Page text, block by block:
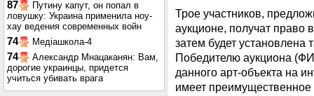
87
Путину капут, он попал в
ловушку: Украина применила ноу-
хау ведения современных войн
74 Медіашкола-4
74
Александр Мнацаканян: Вам,
дорогие украинцы, придется
учиться убивать врага
Трое участников,
аукционе, получат право
затем будет установлена
Победителю аукциона
данного арт-объекта на
имеет преимущественное